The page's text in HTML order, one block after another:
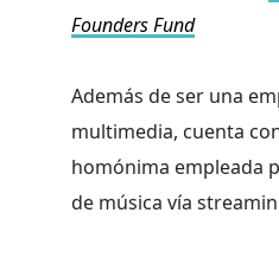
Founders Fund
Además de ser una
multimedia, cuenta
homónima empleada
de música vía